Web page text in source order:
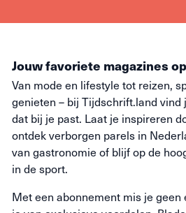
Jouw favoriete magazines
Van mode en lifestyle tot reizen,
genieten – bij Tijdschrift.land
dat bij je past. Laat je inspireren
ontdek verborgen parels in
van gastronomie of blijf op de
in de sport.
Met een abonnement mis je